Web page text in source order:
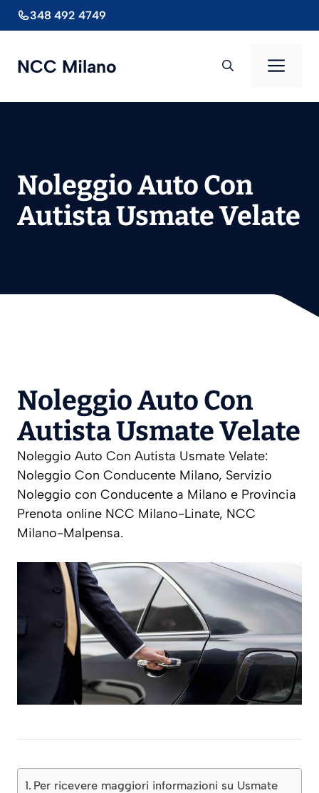
al
348 492 4749
NCC Milano
Noleggio Auto Con
Autista Usmate Velate
Noleggio Auto Con
Autista Usmate Velate
Noleggio Auto Con Autista Usmate Velate:
Noleggio Con Conducente Milano, Servizio
Noleggio con Conducente a Milano e Provincia
Prenota online NCC Milano-Linate, NCC
Milano-Malpensa.
Per ricevere maggiori informazioni su Usmate